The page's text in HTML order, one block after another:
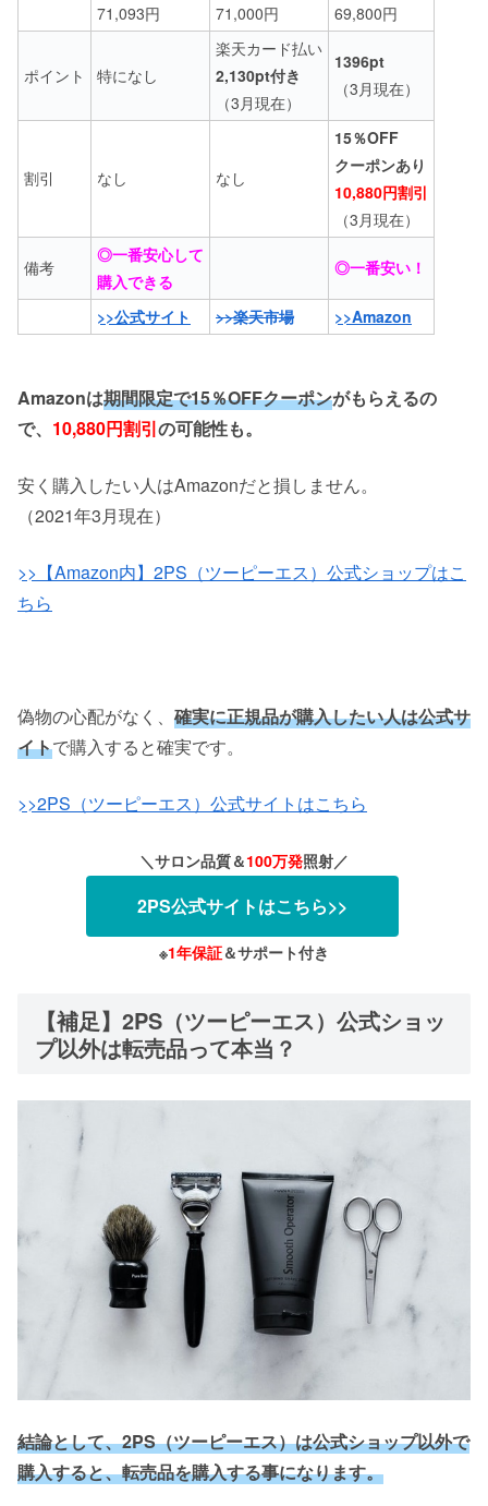
71,093円
71,000円 69,800円
ポイント 特になし
楽天カード払い
2,130pt付き
（3月現在）
1396pt
（3月現在）
割引 なし なし
15％OFF
クーポンあり
10,880円割引
（3月現在）
備考
◎一番安心して
購入できる
◎一番安い！
>>公式サイト >>楽天市場 >>Amazon
Amazonは期間限定で15％OFFクーポンがもらえるの
で、 10,880円割引の可能性も。
安く購入したい人はAmazonだと損しません。
（2021年3月現在）
>>【Amazon内】2PS（ツーピーエス）公式ショップはこ
ちら
偽物の心配がなく、 確実に正規品が購入したい人は公式サ
イトで購入すると確実です。
>>2PS（ツーピーエス）公式サイトはこちら
＼サロン品質＆100万発照射／
2PS公式サイトはこちら>>
※1年保証＆サポート付き
【補足】2PS（ツーピーエス）公式ショッ
プ以外は転売品って本当？
結論として、2PS（ツーピーエス）は公式ショップ以外で
購入すると、転売品を購入する事になります。